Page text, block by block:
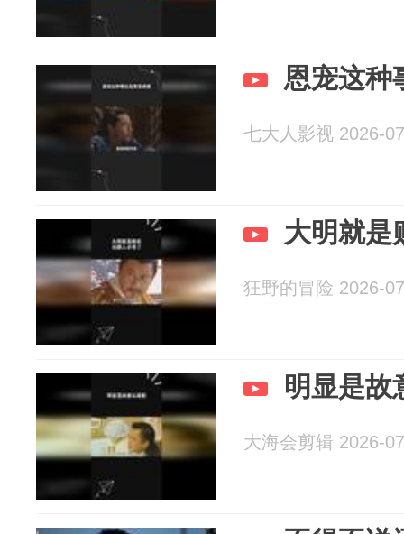
恩宠这种
七大人影视 2026-
大明就是
狂野的冒险 2026-
明显是故
大海会剪辑 2026-